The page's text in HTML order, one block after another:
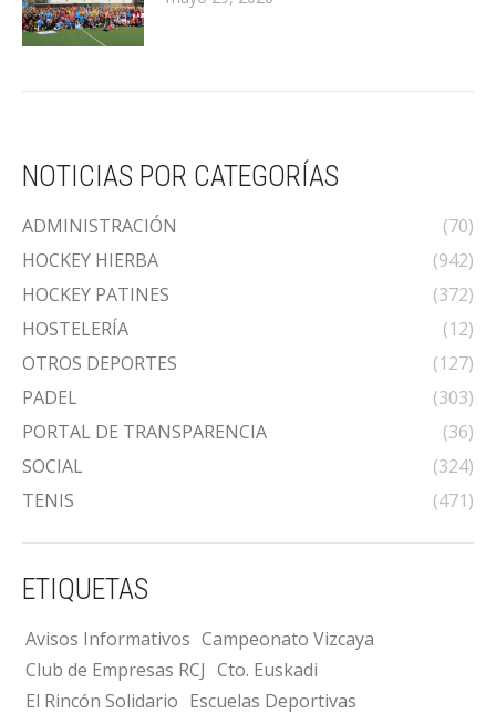
NOTICIAS POR CATEGORÍAS
ADMINISTRACIÓN
(70)
HOCKEY HIERBA
(942)
HOCKEY PATINES
(372)
HOSTELERÍA
(12)
OTROS DEPORTES
(127)
PADEL
(303)
PORTAL DE TRANSPARENCIA
(36)
SOCIAL
(324)
TENIS
(471)
ETIQUETAS
Avisos Informativos Campeonato Vizcaya
Club de Empresas RCJ Cto. Euskadi
El Rincón Solidario Escuelas Deportivas